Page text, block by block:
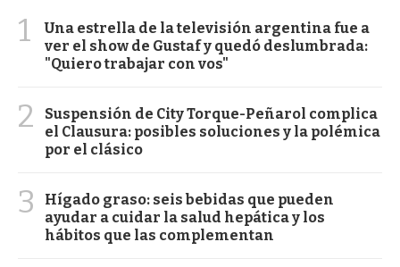
1
Una estrella de la televisión argentina fue a
ver el show de Gustaf y quedó deslumbrada:
"Quiero trabajar con vos"
2
Suspensión de City Torque-Peñarol complica
el Clausura: posibles soluciones y la polémica
por el clásico
3
Hígado graso: seis bebidas que pueden
ayudar a cuidar la salud hepática y los
hábitos que las complementan